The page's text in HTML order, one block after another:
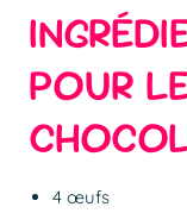
POUR
4 œufs